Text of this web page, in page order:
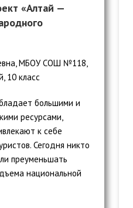
«Алтай —
МБОУ СОШ №118,
10 класс
большими и
ресурсами,
к себе
Сегодня никто
преуменьшать
национальной